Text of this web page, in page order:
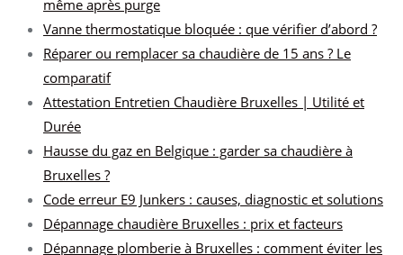
même après purge
Vanne thermostatique bloquée : que vérifier d’abord ?
Réparer ou remplacer sa chaudière de 15 ans ? Le
comparatif
Attestation Entretien Chaudière Bruxelles | Utilité et
Durée
Hausse du gaz en Belgique : garder sa chaudière à
Bruxelles ?
Code erreur E9 Junkers : causes, diagnostic et solutions
Dépannage chaudière Bruxelles : prix et facteurs
Dépannage plomberie à Bruxelles : comment éviter les